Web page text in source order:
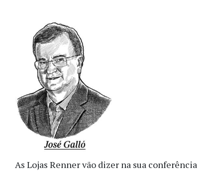
As Lojas Renner vão dizer na sua conferência